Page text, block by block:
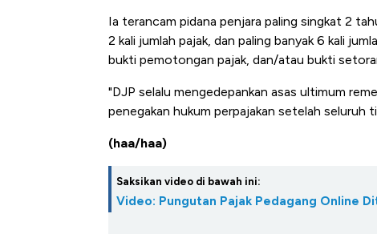
Ia terancam pidana penjara paling singkat 2
2 kali jumlah pajak, dan paling banyak 6 kali
bukti pemotongan pajak, dan/atau bukti
"DJP selalu mengedepankan asas ultimum
penegakan hukum perpajakan setelah
(haa/haa)
Saksikan video di bawah ini:
Video: Pungutan Pajak Pedagang Online